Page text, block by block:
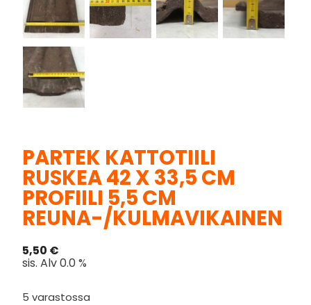
PARTEK KATTOTIILI
RUSKEA 42 X 33,5 CM
PROFIILI 5,5 CM
REUNA-/KULMAVIKAINEN
5,50 €
sis. Alv 0.0 %
5 varastossa